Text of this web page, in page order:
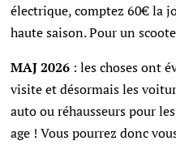
électrique, comptez 60€ la
haute saison. Pour un
MAJ 2026 : les choses ont
visite et désormais les
auto ou réhausseurs pour
age ! Vous pourrez donc